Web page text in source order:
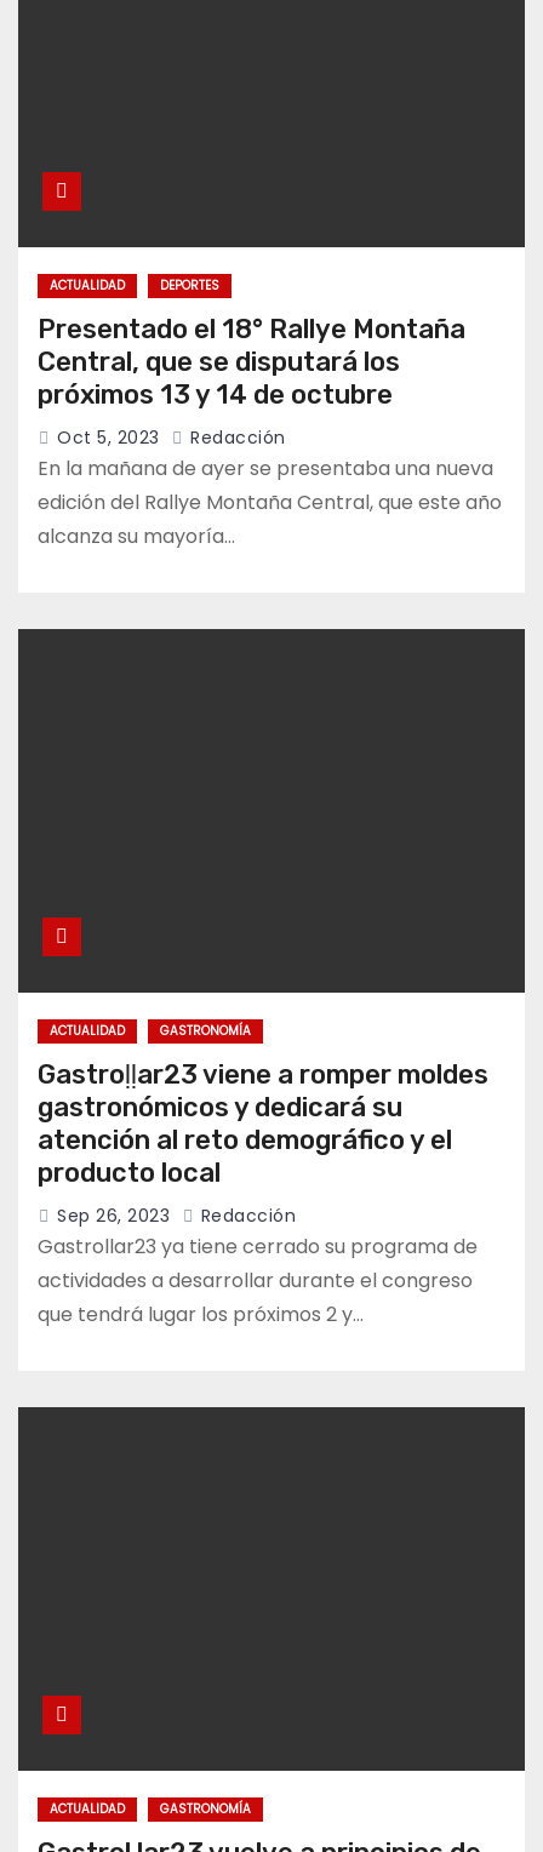
ACTUALIDAD DEPORTES
Presentado el 18° Rallye Montaña
Central, que se disputará los
próximos 13 y 14 de octubre
Oct 5, 2023 Redacción
En la mañana de ayer se presentaba una nueva
edición del Rallye Montaña Central, que este año
alcanza su mayoría…
ACTUALIDAD GASTRONOMÍA
Gastroḷḷar23 viene a romper moldes
gastronómicos y dedicará su
atención al reto demográfico y el
producto local
Sep 26, 2023 Redacción
Gastrollar23 ya tiene cerrado su programa de
actividades a desarrollar durante el congreso
que tendrá lugar los próximos 2 y…
ACTUALIDAD GASTRONOMÍA